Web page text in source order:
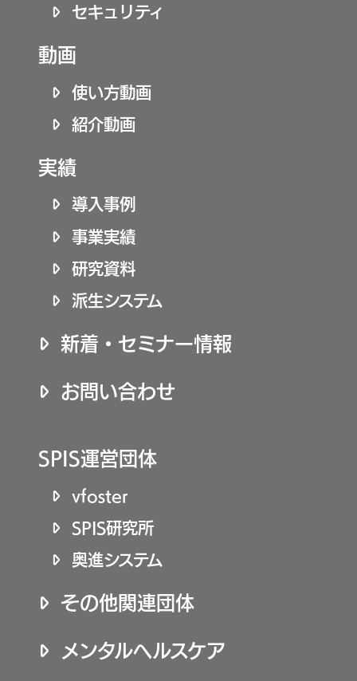
セキュリティ
動画
使い方動画
紹介動画
実績
導入事例
事業実績
研究資料
派生システム
新着・セミナー情報
お問い合わせ
SPIS運営団体
vfoster
SPIS研究所
奥進システム
その他関連団体
メンタルヘルスケア